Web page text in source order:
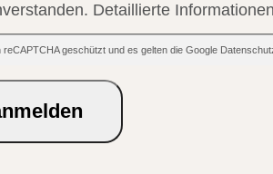
Detaillierte
reCAPTCHA geschützt und es gelten die Google